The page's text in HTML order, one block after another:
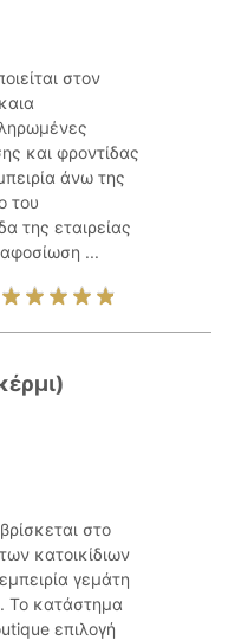
στον
και φροντίδας
άνω της
του
της εταιρείας
...
στο
κατοικίδιων
γεμάτη
Το κατάστημα
επιλογή